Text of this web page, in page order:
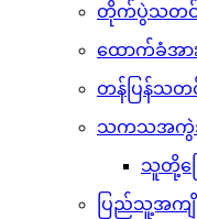
တိုက်ပွဲသတင်
ထောက်ခံအား
တန်ပြန်သတ
သကသအကွဲ
သူတို့ပ
ပြည်သူ့အကျို